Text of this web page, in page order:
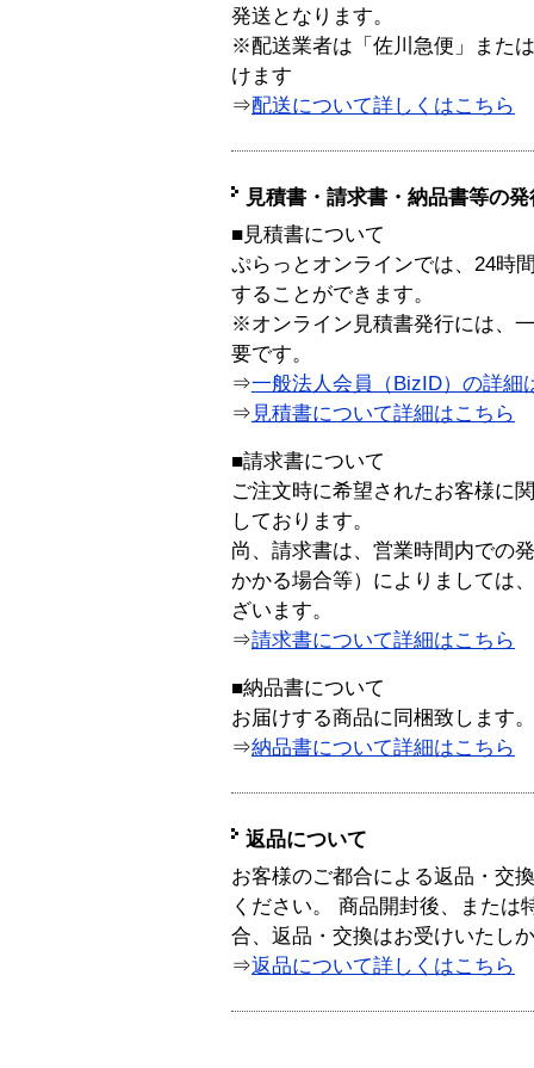
発送となります。
※配送業者は「佐川急便」また
けます
⇒配送について詳しくはこちら
見積書・請求書・納品書等の
■見積書について
ぷらっとオンラインでは、24時
することができます。
※オンライン見積書発行には、
要です。
⇒一般法人会員（BizID）の詳細
⇒ 見積書について詳細はこちら
■請求書について
ご注文時に希望されたお客様に
しております。
尚、請求書は、営業時間内での
かかる場合等）によりましては
ざいます。
⇒請求書について詳細はこちら
■納品書について
お届けする商品に同梱致します。
⇒納品書について詳細はこちら
返品について
お客様のご都合による返品・交
ください。 商品開封後、または
合、返品・交換はお受けいたし
⇒返品について詳しくはこちら